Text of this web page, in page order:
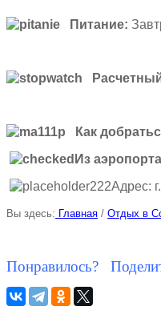
Питание:
Как
Из
Адрес:
Вы здесь: Главная / Отдых в
Понравилось?